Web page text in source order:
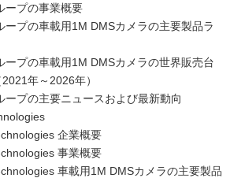
ープの事業概要
プの車載用1M DMSカメラの主要製品ラ
ープの車載用1M DMSカメラの世界販売台
年～2026年）
プの主要ニュースおよび最新動向
企業概要
事業概要
車載用1M DMSカメラの主要製品